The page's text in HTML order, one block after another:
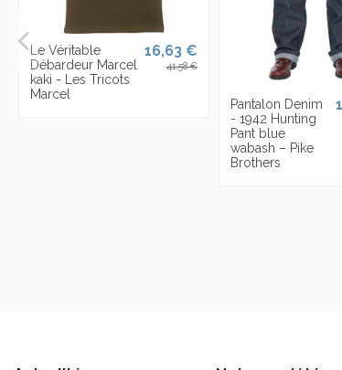
Le Véritable
Débardeur Marcel
kaki - Les Tricots
Marcel
16,63 €
41,58 €
Pantalon Denim
- 1942 Hunting
Pant blue
wabash – Pike
Brothers